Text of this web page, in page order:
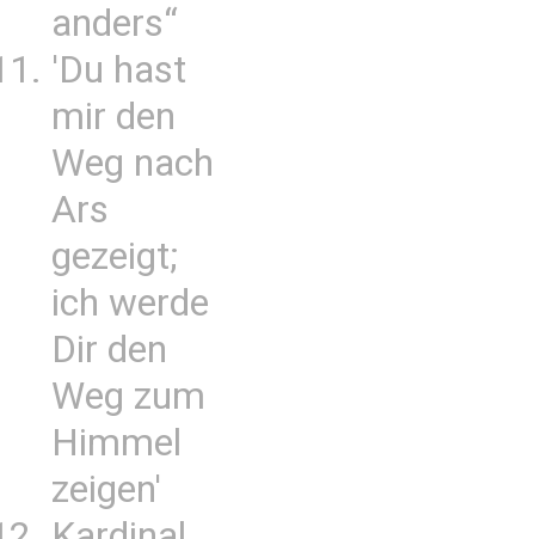
anders“
'Du hast
mir den
Weg nach
Ars
gezeigt;
ich werde
Dir den
Weg zum
Himmel
zeigen'